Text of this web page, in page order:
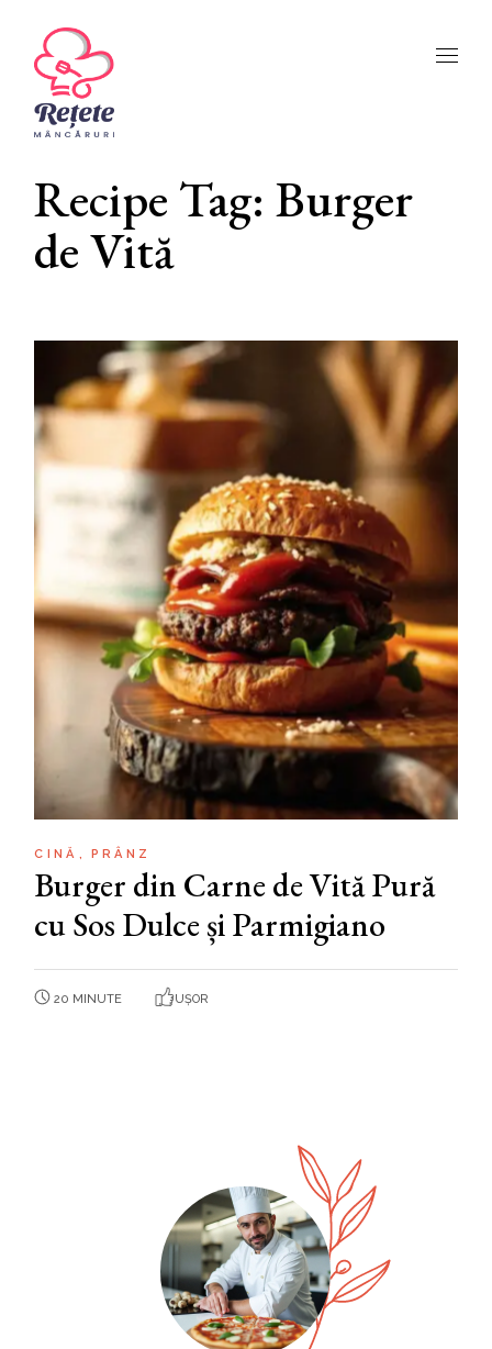
content
Recipe Tag: Burger
de Vită
CINĂ PRÂNZ
Burger din Carne de Vită Pură
cu Sos Dulce și Parmigiano
20 MINUTE UȘOR